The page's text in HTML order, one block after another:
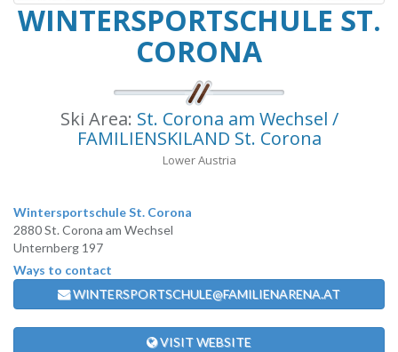
WINTERSPORTSCHULE ST.
CORONA
Ski Area: St. Corona am Wechsel /
FAMILIENSKILAND St. Corona
Lower Austria
Wintersportschule St. Corona
2880 St. Corona am Wechsel
Unternberg 197
Ways to contact
WINTERSPORTSCHULE@FAMILIENARENA.AT
VISIT WEBSITE